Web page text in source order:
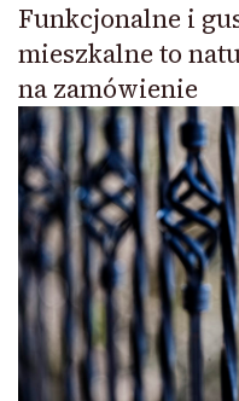
Funkcjonalne i
mieszkalne to
na zamówienie